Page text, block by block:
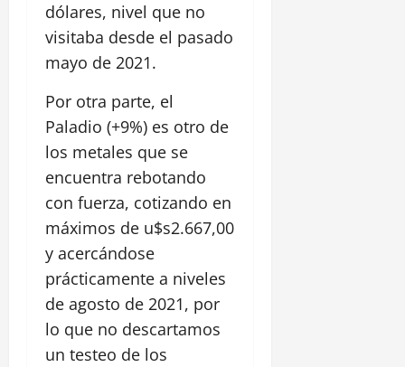
dólares, nivel que no
visitaba desde el pasado
mayo de 2021.
Por otra parte, el
Paladio (+9%) es otro de
los metales que se
encuentra rebotando
con fuerza, cotizando en
máximos de u$s2.667,00
y acercándose
prácticamente a niveles
de agosto de 2021, por
lo que no descartamos
un testeo de los